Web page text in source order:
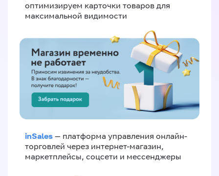
оптимизируем карточки товаров для
максимальной видимости
inSales — платформа управления онлайн-
торговлей через интернет-магазин,
маркетплейсы, соцсети и мессенджеры